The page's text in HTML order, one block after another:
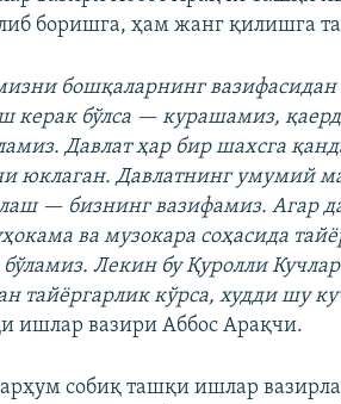
боришга, ҳам жанг қилишга
бошқаларнинг
керак бўлса — курашамиз,
Давлат ҳар бир шахсга
юклаган. Давлатнинг умумий
— бизнинг вазифамиз. Агар
ва музокара соҳасида
бўламиз. Лекин бу Қуролли
тайёргарлик кўрса, худди шу
ишлар вазири Аббос Арақчи.
собиқ ташқи ишлар